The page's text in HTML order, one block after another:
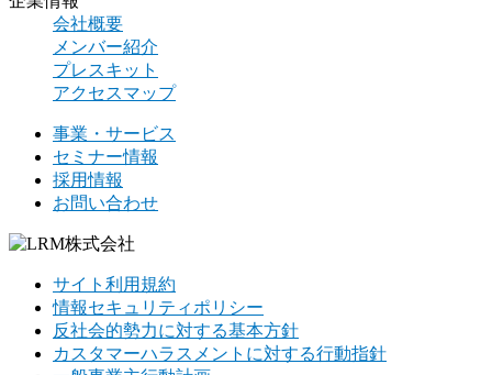
会社概要
メンバー紹介
プレスキット
アクセスマップ
事業・サービス
セミナー情報
採用情報
お問い合わせ
サイト利用規約
情報セキュリティポリシー
反社会的勢力に対する基本方針
カスタマーハラスメントに対する行動指針